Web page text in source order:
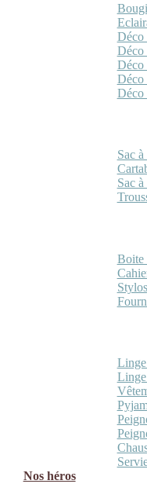
Déco
Déco
Déco
Déco
Déco
Sac
Sac
Boite
Linge
Nos héros